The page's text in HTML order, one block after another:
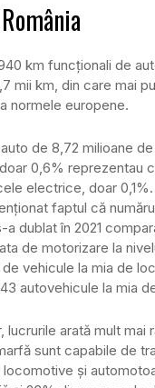
km funcționali de
mii km, din care mai
normele europene.
de 8,72 milioane
0,6% reprezentau
electrice, doar
faptul că
dublat în 2021
de motorizare la
vehicule la mia de
autovehicule la mia
arată mult mai
sunt capabile de
și